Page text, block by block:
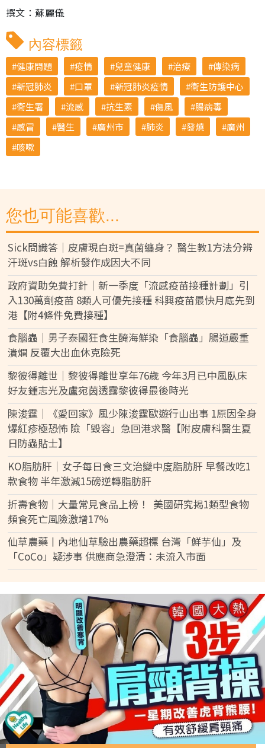
撰文：蘇麗儀
內容標籤
健康問題 疫情 兒童健康 治療
傳染病
新冠肺炎
口罩 新冠肺炎疫情
衞生防護中心
衞生署
流感 抗生素 傷風
腸病毒
感冒
醫生 廣州市 肺炎 發燒
廣州
咳嗽
您也可能喜歡...
Sick問識答｜皮膚現白斑=真菌纏身？ 醫生教1方法分辨
汗斑vs白蝕 解析發作成因大不同
政府資助免費打針｜新一季度「流感疫苗接種計劃」引
入130萬劑疫苗 8類人可優先接種 科興疫苗最快月底先到
港【附4條件免費接種】
食腦蟲｜男子泰國狂食生醃海鮮染「食腦蟲」腸道嚴重
潰爛 反覆大出血休克險死
黎彼得離世｜黎彼得離世享年76歲 今年3月已中風臥床
好友鍾志光及盧宛茵透露黎彼得最後時光
陳浚霆｜《愛回家》風少陳浚霆歐遊行山出事 1原因全身
爆紅疹極恐怖 險「毀容」急回港求醫【附皮膚科醫生夏
日防蟲貼士】
KO脂肪肝｜女子每日食三文治變中度脂肪肝 早餐改吃1
款食物 半年激減15磅逆轉脂肪肝
折壽食物｜大量常見食品上榜！ 美國研究揭1類型食物
頻食死亡風險激增17%
仙草農藥丨內地仙草驗出農藥超標 台灣「鮮芋仙」及
「CoCo」疑涉事 供應商急澄清：未流入市面